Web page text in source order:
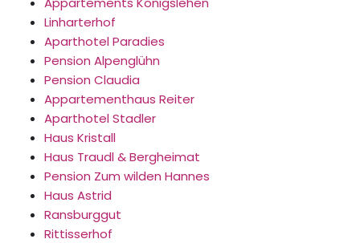
Linharterhof
Aparthotel Paradies
Pension Alpenglühn
Pension Claudia
Appartementhaus Reiter
Aparthotel Stadler
Haus Kristall
Haus Traudl & Bergheimat
Pension Zum wilden Hannes
Haus Astrid
Ransburggut
Rittisserhof